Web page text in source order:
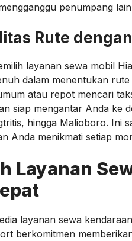
penumpang
Rute
layanan sewa mobil
dalam menentukan
atau repot mencari
siap mengantar Anda ke
hingga Malioboro. Ini
Anda menikmati setiap
Layanan
layanan sewa
berkomitmen